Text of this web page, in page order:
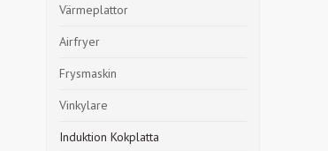
Värmeplattor
Airfryer
Frysmaskin
Vinkylare
Induktion Kokplatta